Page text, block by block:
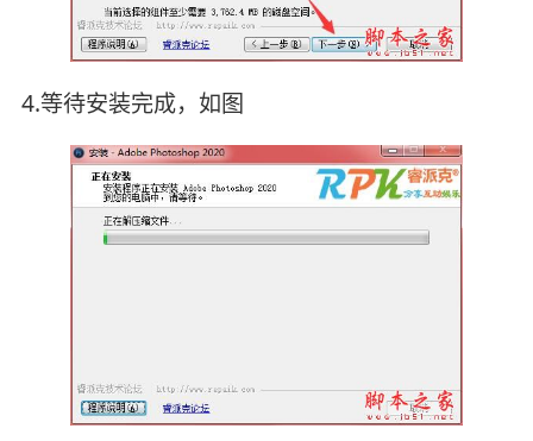
4.等待安装完成，如图